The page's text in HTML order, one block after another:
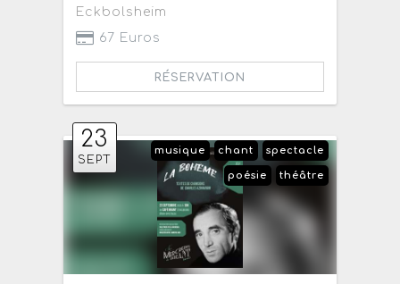
Eckbolsheim
67 Euros
RÉSERVATION
23
SEPT
spectacle
chant
musique
théâtre
poésie